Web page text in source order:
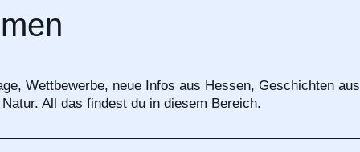
Wettbewerbe, neue Infos aus Hessen, Geschichten aus
All das findest du in diesem Bereich.